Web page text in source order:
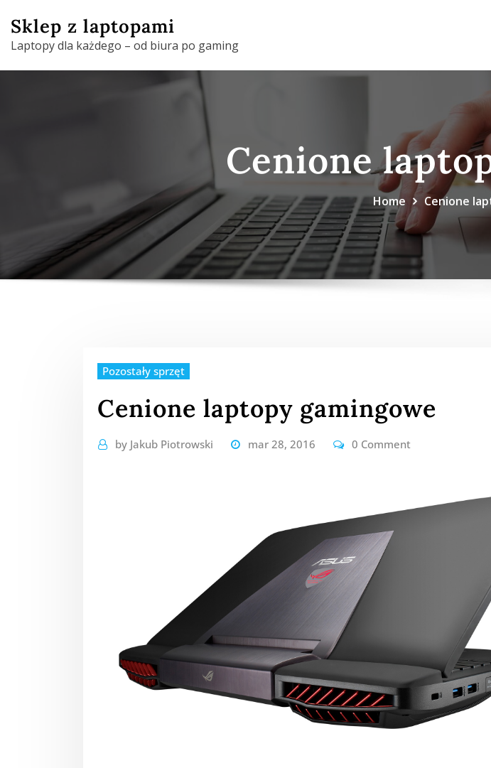
content
Sklep z laptopami
Laptopy dla każdego – od biura po gaming
Cenione
Home Cenione
Pozostały sprzęt
Cenione laptopy gamingowe
by Jakub Piotrowski mar 28, 2016 0 Comment